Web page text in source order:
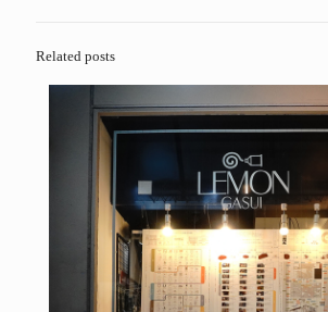
Related posts